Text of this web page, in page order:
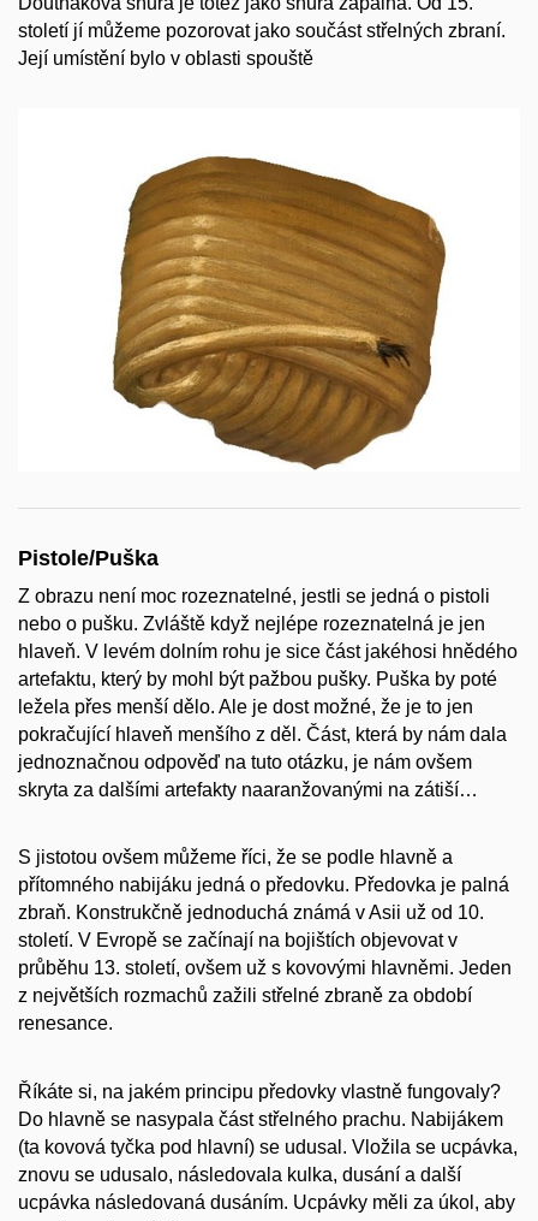
století jí můžeme pozorovat jako součást střelných zbraní.
Její umístění bylo v oblasti spouště
Pistole/Puška
Z obrazu není moc rozeznatelné, jestli se jedná o pistoli
nebo o pušku. Zvláště když nejlépe rozeznatelná je jen
hlaveň. V levém dolním rohu je sice část jakéhosi hnědého
artefaktu, který by mohl být pažbou pušky. Puška by poté
ležela přes menší dělo. Ale je dost možné, že je to jen
pokračující hlaveň menšího z děl. Část, která by nám dala
jednoznačnou odpověď na tuto otázku, je nám ovšem
skryta za dalšími artefakty naaranžovanými na zátiší…
S jistotou ovšem můžeme říci, že se podle hlavně a
přítomného nabijáku jedná o předovku. Předovka je palná
zbraň. Konstrukčně jednoduchá známá v Asii už od 10.
století. V Evropě se začínají na bojištích objevovat v
průběhu 13. století, ovšem už s kovovými hlavněmi. Jeden
z největších rozmachů zažili střelné zbraně za období
renesance.
Říkáte si, na jakém principu předovky vlastně fungovaly?
Do hlavně se nasypala část střelného prachu. Nabijákem
(ta kovová tyčka pod hlavní) se udusal. Vložila se ucpávka,
znovu se udusalo, následovala kulka, dusání a další
ucpávka následovaná dusáním. Ucpávky měli za úkol, aby